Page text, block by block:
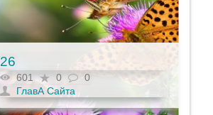
26
601 0
0
ГлавА Сайта